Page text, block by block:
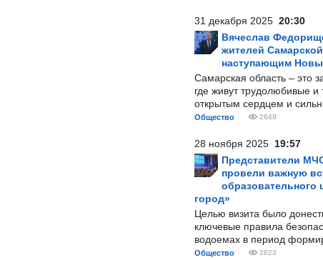
31 декабря 2025 20:30
Вячеслав
жителей
наступающим
Самарская область – это
где живут трудолюбивые
открытым сердцем и
Общество 2649
28 ноября 2025 19:57
Представители
провели важную
город»
Целью визита было
ключевые правила
водоемах в период
Общество 2823